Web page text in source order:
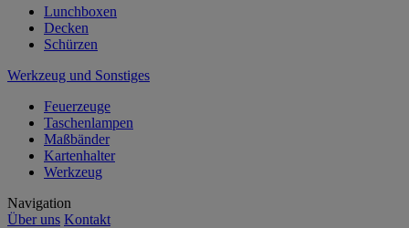
Lunchboxen
Decken
Schürzen
Werkzeug und Sonstiges
Feuerzeuge
Taschenlampen
Maßbänder
Kartenhalter
Werkzeug
Navigation
Über uns Kontakt